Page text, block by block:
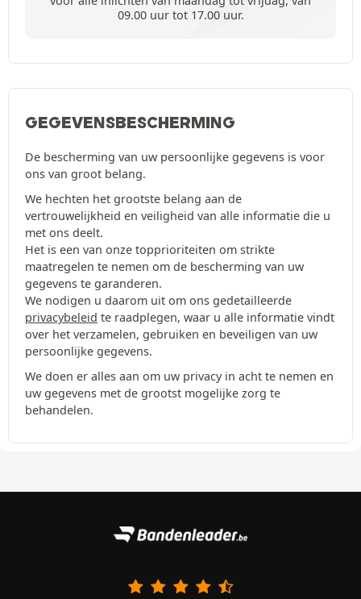
09.00 uur tot 17.00 uur.
GEGEVENSBESCHERMING
De bescherming van uw persoonlijke gegevens is voor
ons van groot belang.
We hechten het grootste belang aan de
vertrouwelijkheid en veiligheid van alle informatie die u
met ons deelt.
Het is een van onze topprioriteiten om strikte
maatregelen te nemen om de bescherming van uw
gegevens te garanderen.
We nodigen u daarom uit om ons gedetailleerde
privacybeleid te raadplegen, waar u alle informatie vindt
over het verzamelen, gebruiken en beveiligen van uw
persoonlijke gegevens.
We doen er alles aan om uw privacy in acht te nemen en
uw gegevens met de grootst mogelijke zorg te
behandelen.